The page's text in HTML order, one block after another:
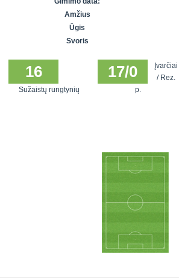
SFL rudens
Snaigės taurė
čempionatas
Amžius
Ūgis
Svoris
16
Sužaistų rungtynių
17/0
Įvarčiai
/ Rez.
p.